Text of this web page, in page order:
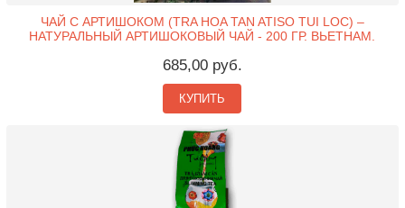
ЧАЙ С АРТИШОКОМ (TRA HOA TAN ATISO TUI LOC) –
НАТУРАЛЬНЫЙ АРТИШОКОВЫЙ ЧАЙ - 200 ГР. ВЬЕТНАМ.
685,00 руб.
КУПИТЬ